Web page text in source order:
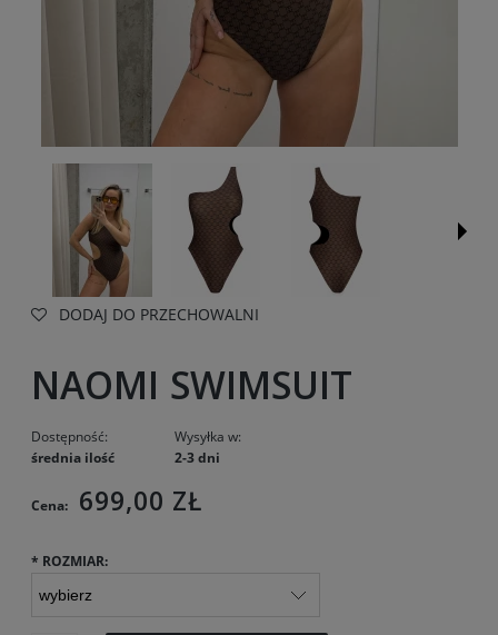
DODAJ DO PRZECHOWALNI
NAOMI SWIMSUIT
Dostępność:
średnia ilość
Wysyłka w:
2-3 dni
Cena: 699,00 ZŁ
* ROZMIAR: